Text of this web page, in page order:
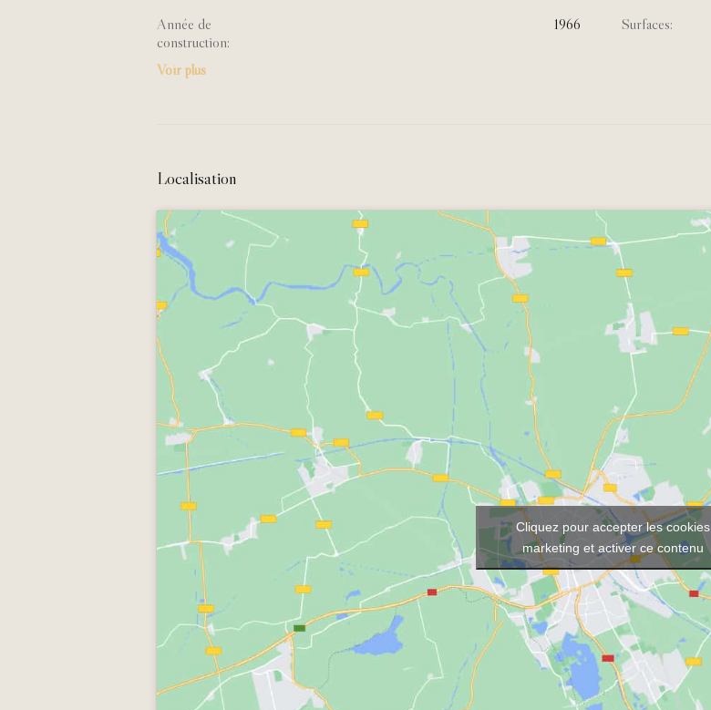
Année de
construction:
1966 Surfaces:
Voir plus
Localisation
Cliquez pour accepter les cookies
marketing et activer ce contenu